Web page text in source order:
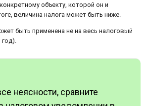
объекту, которой он и
величина налога может быть ниже.
быть применена не на весь налоговый
неясности, сравните